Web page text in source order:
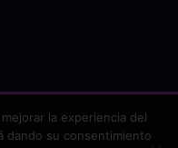
la experiencia del
dando su consentimiento